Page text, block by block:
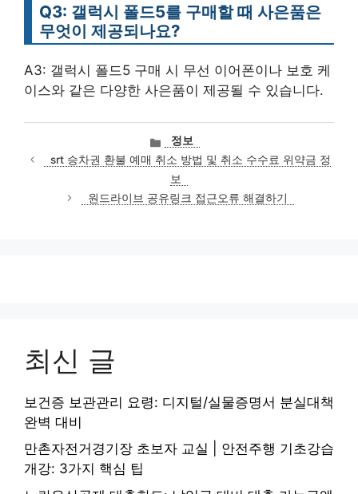
Q3: 갤럭시 폴드5를 구매할 때 사은품은
무엇이 제공되나요?
A3: 갤럭시 폴드5 구매 시 무선 이어폰이나 보호 케
이스와 같은 다양한 사은품이 제공될 수 있습니다.
카
테
고
리
정보
srt 승차권 환불 예매 취소 방법 및 취소 수수료 위약금 정
보
원드라이브 공유링크 접근오류 해결하기
최신 글
보건증 보관관리 요령: 디지털/실물증명서 분실대책
완벽 대비
만촌자전거경기장 초보자 교실 | 안전주행 기초강습
개강: 3가지 핵심 팁